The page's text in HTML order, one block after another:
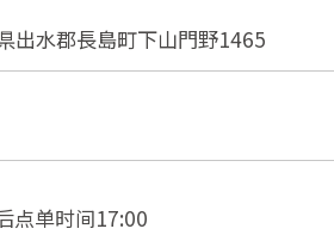
水郡長島町下山門野1465
点单时间17:00